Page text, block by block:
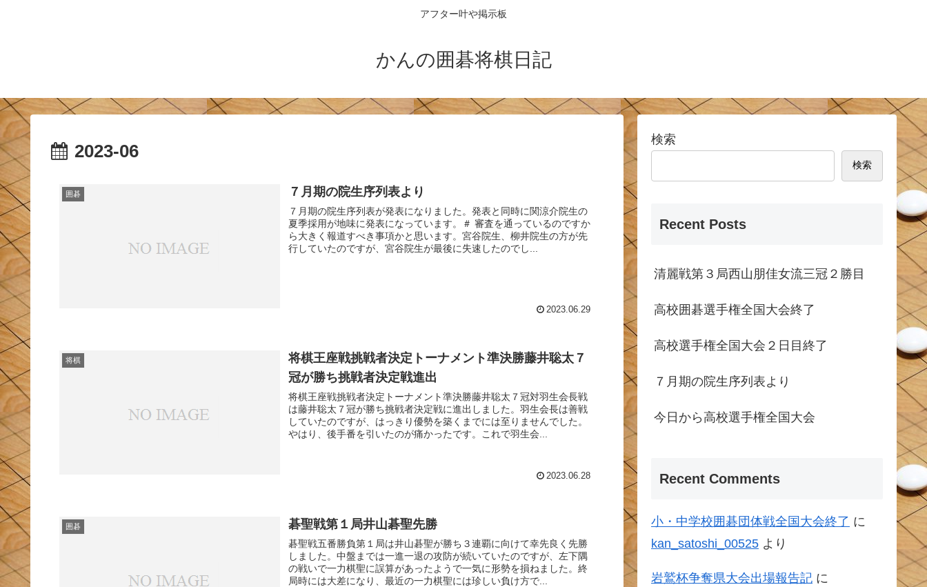
アフター叶や掲示板
かんの囲碁将棋日記
2023-06
囲碁 ７月期の院生序列表より
７月期の院生序列表が発表になりました。発表と同時に関涼介院生の
夏季採用が地味に発表になっています。＃ 審査を通っているのですか
ら大きく報道すべき事項かと思います。宮谷院生、柳井院生の方が先
行していたのですが、宮谷院生が最後に失速したのでし...
2023.06.29
将棋
将棋王座戦挑戦者決定トーナメント準決勝藤井聡太７
冠が勝ち挑戦者決定戦進出
将棋王座戦挑戦者決定トーナメント準決勝藤井聡太７冠対羽生会長戦
は藤井聡太７冠が勝ち挑戦者決定戦に進出しました。羽生会長は善戦
していたのですが、はっきり優勢を築くまでには至りませんでした。
やはり、後手番を引いたのが痛かったです。これで羽生会...
2023.06.28
囲碁 碁聖戦第１局井山碁聖先勝
碁聖戦五番勝負第１局は井山碁聖が勝ち３連覇に向けて幸先良く先勝
しました。中盤までは一進一退の攻防が続いていたのですが、左下隅
の戦いで一力棋聖に誤算があったようで一気に形勢を損ねました。終
局時には大差になり、最近の一力棋聖には珍しい負け方で...
検索
検索
Recent Posts
清麗戦第３局西山朋佳女流三冠２勝目
高校囲碁選手権全国大会終了
高校選手権全国大会２日目終了
７月期の院生序列表より
今日から高校選手権全国大会
Recent Comments
小・中学校囲碁団体戦全国大会終了 に
kan_satoshi_00525 より
岩鷲杯争奪県大会出場報告記 に